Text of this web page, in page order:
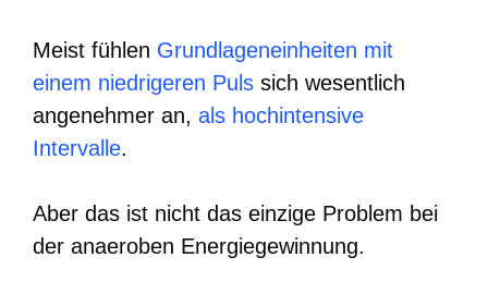
Meist fühlen Grundlageneinheiten mit
einem niedrigeren Puls sich wesentlich
angenehmer an, als hochintensive
Intervalle.
Aber das ist nicht das einzige Problem bei
der anaeroben Energiegewinnung.